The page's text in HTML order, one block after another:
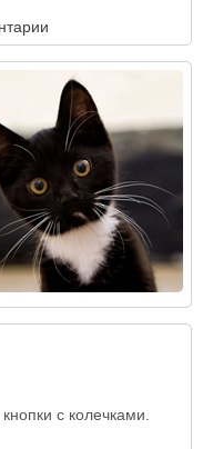
с колечками.